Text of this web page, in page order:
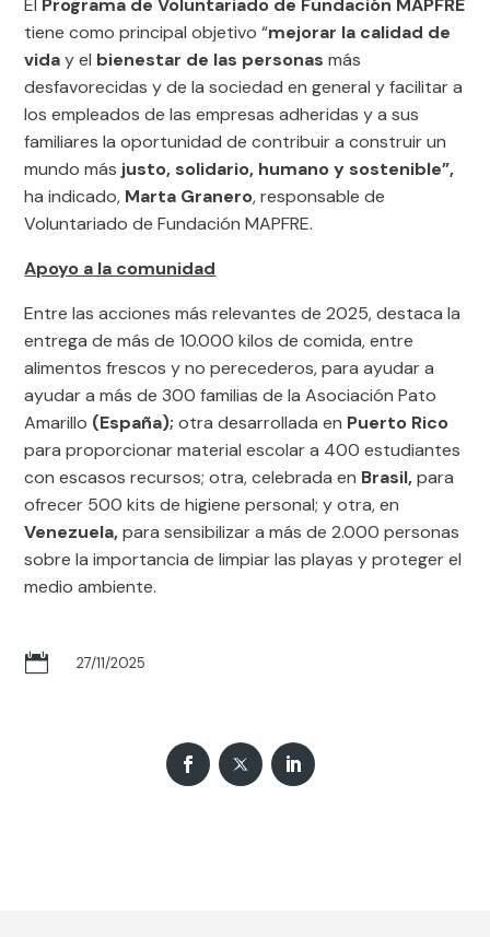
El Programa de Voluntariado de Fundación MAPFRE
tiene como principal objetivo “mejorar la calidad de
viday el bienestar de las personas más
desfavorecidas y de la sociedad en general y facilitar a
los empleados de las empresas adheridas y a sus
familiares la oportunidad de contribuir a construir un
mundo más justo, solidario, humano y sostenible”,
ha indicado, Marta Granero, responsable de
Voluntariado de Fundación MAPFRE.
Apoyo a la comunidad
Entre las acciones más relevantes de 2025, destaca la
entrega de más de 10.000 kilos de comida, entre
alimentos frescos y no perecederos, para ayudar a
ayudar a más de 300 familias de la Asociación Pato
Amarillo (España); otra desarrollada en Puerto Rico
para proporcionar material escolar a 400 estudiantes
con escasos recursos; otra, celebrada en Brasil,para
ofrecer 500 kits de higiene personal; y otra, en
Venezuela,para sensibilizar a más de 2.000 personas
sobre la importancia de limpiar las playas y proteger el
medio ambiente.
 27/11/2025